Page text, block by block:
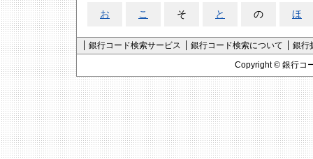
お こ そ と の ほ
銀行コード検索サービス 銀行コード検索について
銀行
Copyright © 銀行コ